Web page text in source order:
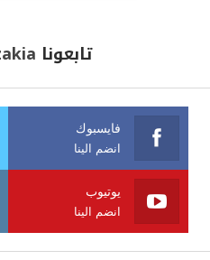
تابعونا
فايسبوك
انضم الينا
يوتيوب
انضم الينا